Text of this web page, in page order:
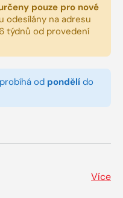
pouze pro nové
odesílány na adresu
týdnů od provedení
od pondělí do
Více